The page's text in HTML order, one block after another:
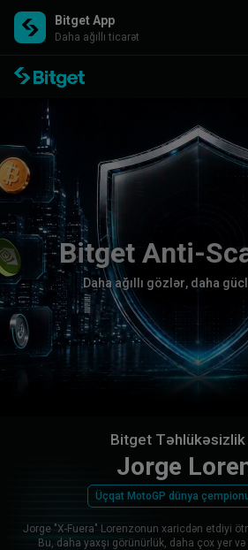
Bitget App
Daha ağıllı ticarət
Bitget Anti-Sc
Dahaağı ı göz ər, d aha güc
Bitget
Jorge
Üçqat MotoGP dünya
Jorge "X-Fuera" Lorenzonun xaricdən etdiyi
Bu, daha yaxşı görünürlük, daha çox yer